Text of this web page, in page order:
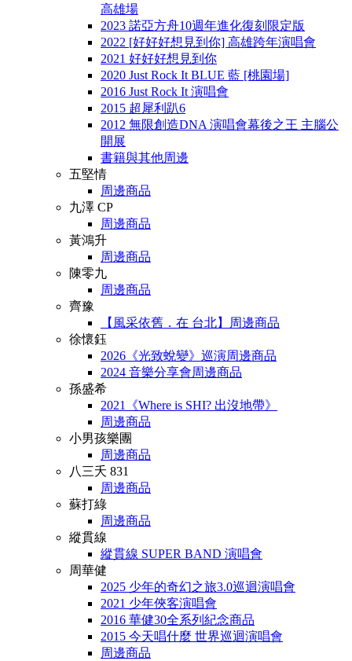
高雄場
2023 諾亞方舟10週年進化復刻限定版
2022 [好好好想見到你] 高雄跨年演唱會
2021 好好好想見到你
2020 Just Rock It BLUE 藍 [桃園場]
2016 Just Rock It 演唱會
2015 超犀利趴6
2012 無限創造DNA 演唱會幕後之王 主腦公
開展
書籍與其他周邊
五堅情
周邊商品
九澤 CP
周邊商品
黃鴻升
周邊商品
陳零九
周邊商品
齊豫
【風采依舊．在 台北】周邊商品
徐懷鈺
2026《光致蛻變》巡演周邊商品
2024 音樂分享會周邊商品
孫盛希
2021《Where is SHI? 出沒地帶》
周邊商品
小男孩樂團
周邊商品
八三夭 831
周邊商品
蘇打綠
周邊商品
縱貫線
縱貫線 SUPER BAND 演唱會
周華健
2025 少年的奇幻之旅3.0巡迴演唱會
2021 少年俠客演唱會
2016 華健30全系列紀念商品
2015 今天唱什麼 世界巡迴演唱會
周邊商品